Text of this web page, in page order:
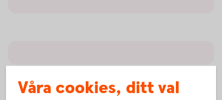
Våra cookies, ditt val